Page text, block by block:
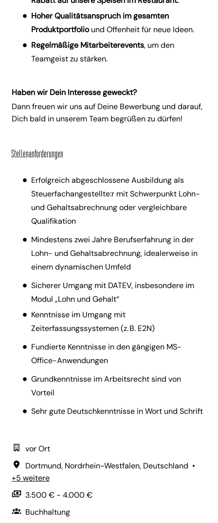
Hoher Qualitätsanspruch im gesamten
Produktportfoliound Offenheit für neue Ideen.
Regelmäßige Mitarbeiterevents, um den
Teamgeist zu stärken.
Haben wir Dein Interesse geweckt?
Dann freuen wir uns auf Deine Bewerbung und darauf,
Dich bald in unserem Team begrüßen zu dürfen!
Stellenanforderungen
Erfolgreich abgeschlossene Ausbildung als
Steuerfachangestellte:r mit Schwerpunkt Lohn-
und Gehaltsabrechnung oder vergleichbare
Qualifikation
Mindestens zwei Jahre Berufserfahrung in der
Lohn- und Gehaltsabrechnung, idealerweise in
einem dynamischen Umfeld
Sicherer Umgang mit DATEV, insbesondere im
Modul „Lohn und Gehalt“
Kenntnisse im Umgang mit
Zeiterfassungssystemen (z. B. E2N)
Fundierte Kenntnisse in den gängigen MS-
Office-Anwendungen
Grundkenntnisse im Arbeitsrecht sind von
Vorteil
Sehr gute Deutschkenntnisse in Wort und Schrift
vor Ort
Dortmund, Nordrhein-Westfalen, Deutschland •
+5 weitere
3.500 € - 4.000 €
Buchhaltung